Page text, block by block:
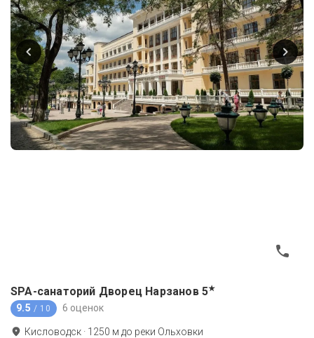
SPA-санаторий Дворец Нарзанов 5★
9.5 / 10 6 оценок
Кисловодск · 1250 м до реки Ольховки